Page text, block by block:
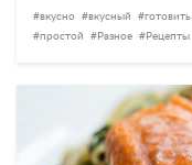
вкусно вкусный готовить
простой
Разное Рецепты